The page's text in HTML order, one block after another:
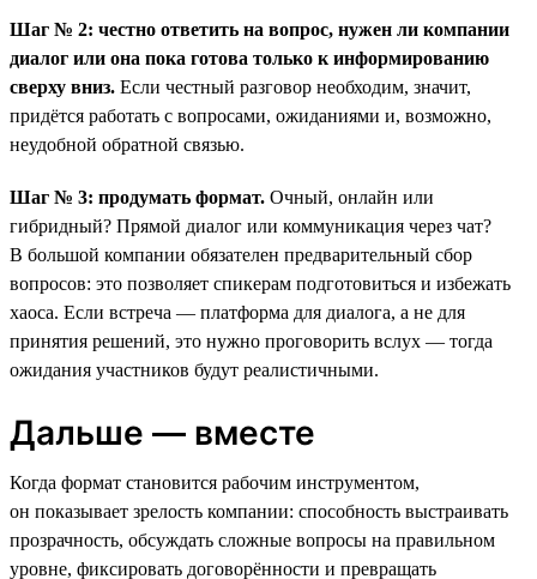
Шаг № 2: честно ответить на вопрос, нужен ли компании
диалог или она пока готова только к информированию
сверху вниз. Если честный разговор необходим, значит,
придётся работать с вопросами, ожиданиями и, возможно,
неудобной обратной связью.
Шаг № 3: продумать формат. Очный, онлайн или
гибридный? Прямой диалог или коммуникация через чат?
В большой компании обязателен предварительный сбор
вопросов: это позволяет спикерам подготовиться и избежать
хаоса. Если встреча — платформа для диалога, а не для
принятия решений, это нужно проговорить вслух — тогда
ожидания участников будут реалистичными.
Дальше — вместе
Когда формат становится рабочим инструментом,
он показывает зрелость компании: способность выстраивать
прозрачность, обсуждать сложные вопросы на правильном
уровне, фиксировать договорённости и превращать